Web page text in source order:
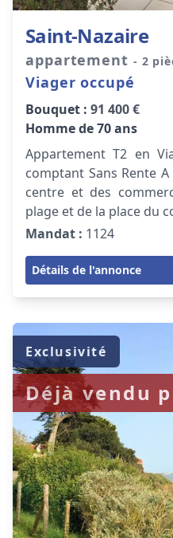
Saint-Nazaire
appartement - 2
Viager occupé
Bouquet : 91 400 €
Homme de 70 ans
Appartement T2 en
comptant Sans Rente A
centre et des
plage et de la place du
Mandat : 1124
Détails de l'annonce
Exclusivité
Déjà vendu